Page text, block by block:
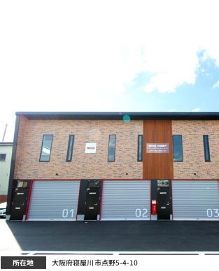
所在地 大阪府寝屋川市点野5-4-10